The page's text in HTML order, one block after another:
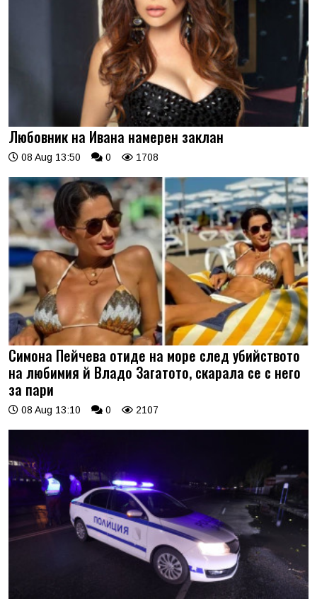
Любовник на Ивана намерен заклан
08 Aug 13:50 0 1708
Симона Пейчева отиде на море след убийството
на любимия й Владо Загатото, скарала се с него
за пари
08 Aug 13:10 0 2107